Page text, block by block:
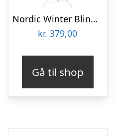
Nordic Winter Bling kunstigt juletræ, mørkerød
kr. 379,00
Gå til shop